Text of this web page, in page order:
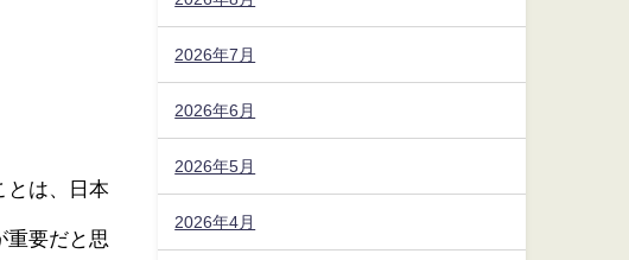
とは、日本
重要だと思
2026年7月
2026年6月
2026年5月
2026年4月